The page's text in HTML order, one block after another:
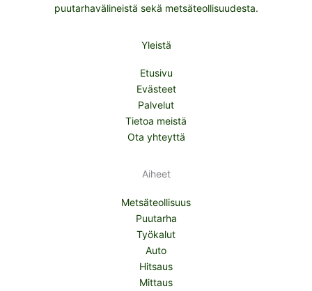
puutarhavälineistä sekä metsäteollisuudesta.
Yleistä
Etusivu
Evästeet
Palvelut
Tietoa meistä
Ota yhteyttä
Aiheet
Metsäteollisuus
Puutarha
Työkalut
Auto
Hitsaus
Mittaus